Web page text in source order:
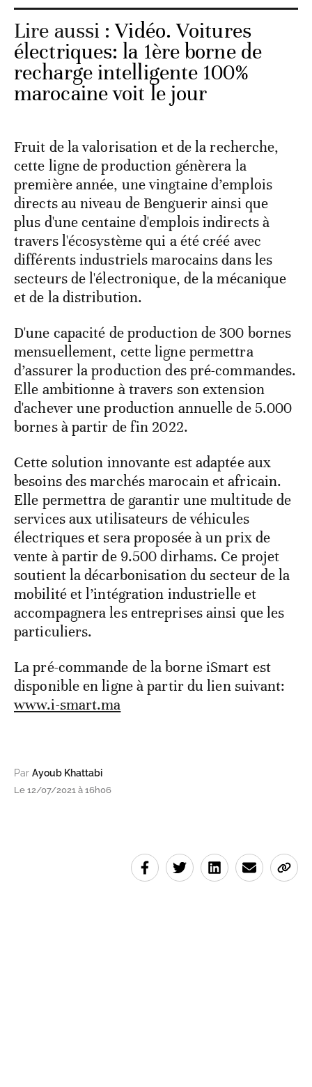
Lire aussi :Vidéo. Voitures
électriques: la 1ère borne de
recharge intelligente 100%
marocaine voit le jour
Fruit de la valorisation et de la recherche,
cette ligne de production génèrera la
première année, une vingtaine d’emplois
directs au niveau de Benguerir ainsi que
plus d'une centaine d'emplois indirects à
travers l'écosystème qui a été créé avec
différents industriels marocains dans les
secteurs de l'électronique, de la mécanique
et de la distribution.
D'une capacité de production de 300 bornes
mensuellement, cette ligne permettra
d’assurer la production des pré-commandes.
Elle ambitionne à travers son extension
d'achever une production annuelle de 5.000
bornes à partir de fin 2022.
Cette solution innovante est adaptée aux
besoins des marchés marocain et africain.
Elle permettra de garantir une multitude de
services aux utilisateurs de véhicules
électriques et sera proposée à un prix de
vente à partir de 9.500 dirhams. Ce projet
soutient la décarbonisation du secteur de la
mobilité et l’intégration industrielle et
accompagnera les entreprises ainsi que les
particuliers.
La pré-commande de la borne iSmart est
disponible en ligne à partir du lien suivant:
www.i-smart.ma
Par Ayoub Khattabi
Le 12/07/2021 à 16h06